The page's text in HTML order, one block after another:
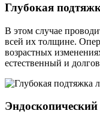
Глубокая
В этом случае
всей их толщине.
возрастных
естественный и